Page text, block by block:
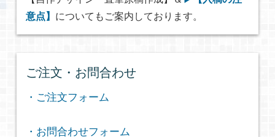
意点】 についてもご案内しております。
ご注文・お問合わせ
・ご注文フォーム
・お問合わせフォーム